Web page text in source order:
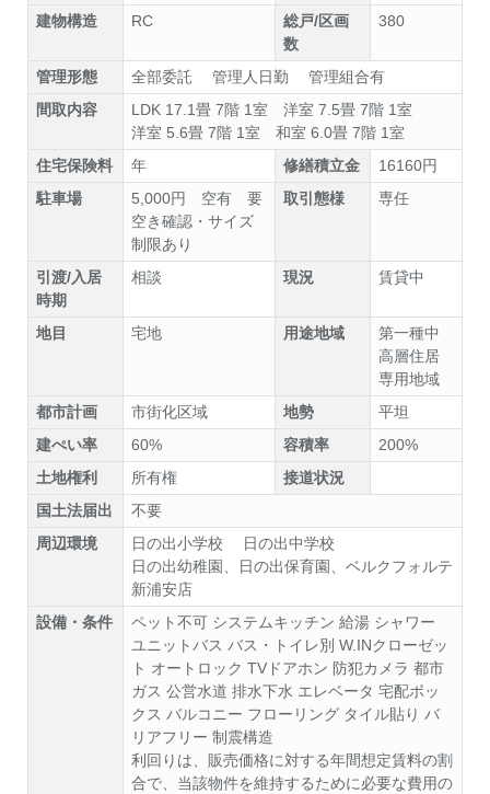
建物構造
RC
総戸/区画
数
380
管理形態
全部委託 管理人日勤 管理組合有
間取内容
LDK 17.1畳 7階 1室
洋室 7.5畳 7階 1室
洋室 5.6畳 7階 1室
和室 6.0畳 7階 1室
住宅保険料
年 修繕積立金
16160円
駐車場
5,000円 空有 要
空き確認・サイズ
制限あり
取引態様 専任
引渡/入居
時期
相談 現況 賃貸中
地目 宅地 用途地域
第一種中
高層住居
専用地域
都市計画
市街化区域 地勢
平坦
建ぺい率
60% 容積率
200%
土地権利
所有権
接道状況
国土法届出
不要
周辺環境
日の出小学校 日の出中学校
日の出幼稚園、日の出保育園、ベルクフォルテ
新浦安店
設備・条件
ペット不可 システムキッチン 給湯 シャワー
ユニットバス バス・トイレ別 W.INクローゼッ
ト オートロック TVドアホン 防犯カメラ 都市
ガス 公営水道 排水下水 エレベータ 宅配ボッ
クス バルコニー フローリング タイル貼り バ
リアフリー 制震構造
利回りは、販売価格に対する年間想定賃料の割
合で、当該物件を維持するために必要な費用の